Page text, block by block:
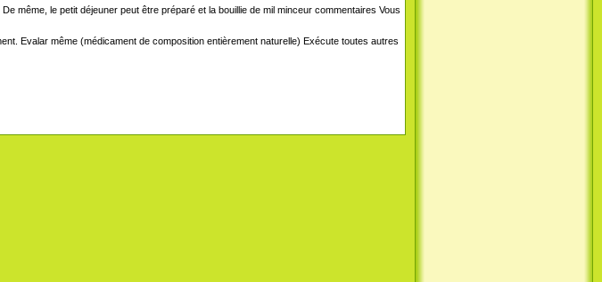
même, le petit déjeuner peut être préparé et la bouillie de mil minceur commentaires Vous
Evalar même (médicament de composition entièrement naturelle) Exécute toutes autres